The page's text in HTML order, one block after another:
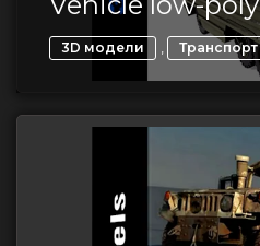
3D модели , Транспорт